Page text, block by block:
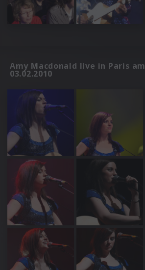
Amy Macdonald live in Paris am
03.02.2010